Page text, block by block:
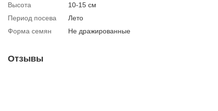
Высота
10-15 см
Период посева
Лето
Форма семян
Не дражированные
Отзывы